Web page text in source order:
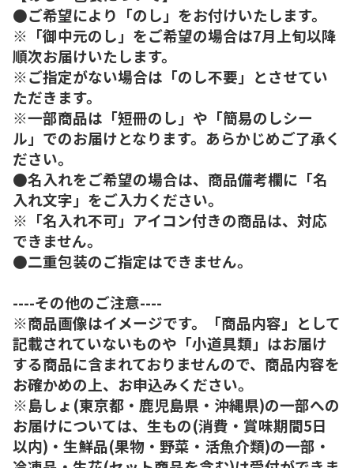
●ご希望により「のし」をお付けいたします。
※「御中元のし」をご希望の場合は7月上旬以降
順次お届けいたします。
※ご指定がない場合は「のし不要」とさせてい
ただきます。
※一部商品は「短冊のし」や「簡易のしシー
ル」でのお届けとなります。あらかじめご了承く
ださい。
●名入れをご希望の場合は、商品備考欄に「名
入れ文字」をご入力ください。
※「名入れ不可」アイコン付きの商品は、対応
できません。
●二重包装のご指定はできません。
----その他のご注意----
※商品画像はイメージです。「商品内容」として
記載されていないものや「小道具類」はお届け
する商品に含まれておりませんので、商品内容を
お確かめの上、お申込みください。
※島しょ(東京都・鹿児島県・沖縄県)の一部への
お届けについては、生もの(消費・賞味期間5日
以内)・生鮮品(果物・野菜・活魚介類)の一部・